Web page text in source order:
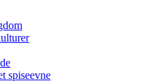
spiseevne